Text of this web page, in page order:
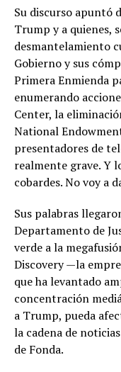
Su discurso apuntó
Trump y a quienes,
desmantelamiento
Gobierno y sus
Primera Enmienda
enumerando
Center, la
National
presentadores de
realmente grave. Y
cobardes. No voy a
Sus palabras
Departamento de
verde a la
Discovery —la
que ha levantado
concentración
a Trump, pueda
la cadena de
de Fonda.